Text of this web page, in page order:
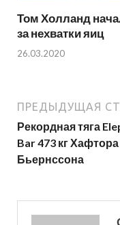
Том Холланд
за нехватки яиц
26.03.2020
ПРЕДЫДУЩАЯ
Рекордная тяга
Bar 473 кг Хафтора
Бьернссона